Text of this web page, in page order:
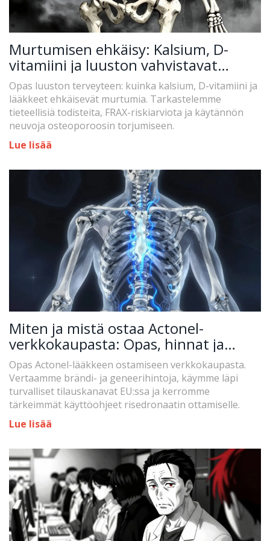
Murtumisen ehkäisy: Kalsium, D-
vitamiini ja luuston vahvistavat
lääkkeet
Opas luuston terveyteen: kuinka kalsium, D-vitamiini ja
lääkkeet ehkäisevät murtumia. Tarkastelemme
tieteellisiä todisteita, FRAX-riskiarviota ja käytännön
neuvoja osteoporoosin torjumiseen.
Lue lisää
Miten ja mistä ostaa Actonel-
verkkokaupasta: Opas, hinnat ja
turvallisuus
Opas Actonel-lääkkeen ostamiseen verkkokaupasta.
Vertaamme brändi- ja geneerihintoja, käymme läpi
turvalliset tilauskanavat EU:ssa ja kerromme
tärkeimmät käyttöohjeet risedronaatin ottamiselle.
Lue lisää